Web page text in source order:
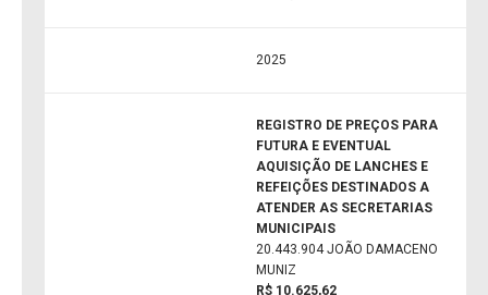
2025
REGISTRO DE PREÇOS PARA
FUTURA E EVENTUAL
AQUISIÇÃO DE LANCHES E
REFEIÇÕES DESTINADOS A
ATENDER AS SECRETARIAS
MUNICIPAIS
20.443.904 JOÃO DAMACENO
MUNIZ
R$ 10.625,62